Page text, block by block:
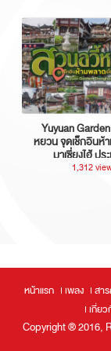
Yuyuan
หยวน จุดเช็กอินห้
มาเซี่ยงไฮ้ ปร
1,312
หน้าแรก เพลง สา
เกี่ยว
Copyright ® 2016,